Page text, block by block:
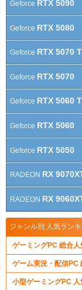
Geforce RTX 5090
Geforce RTX 5080
Geforce RTX 5070
Geforce RTX 5070
Geforce RTX 5060
Geforce RTX 5060
Geforce RTX 5050
RADEON RX
RADEON RX
ジャンル別 人気ラン
ゲーミングPC 総合人
ゲーム実況・配信PC
小型ゲーミングPC 人